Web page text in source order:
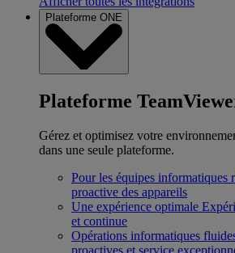
Plateforme ONE
Plateforme
Gérez et optimisez votre
dans une seule plateforme.
Pour les équipes informatiques
proactive des appareils
Une expérience optimale
et continue
Opérations informatiques
proactives et service